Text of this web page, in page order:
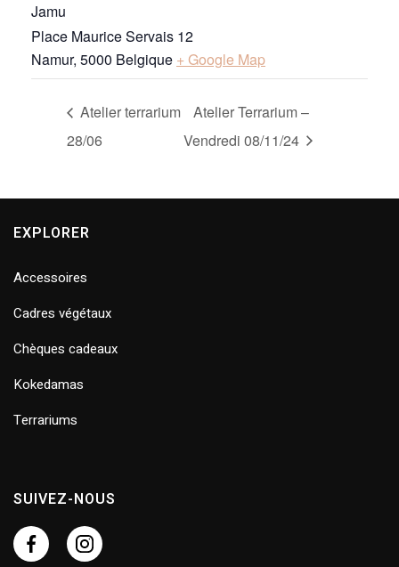
Jamu
Place Maurice Servais 12
Namur, 5000 Belgique + Google Map
Atelier terrarium
28/06
Atelier Terrarium –
Vendredi 08/11/24
EXPLORER
Accessoires
Cadres végétaux
Chèques cadeaux
Kokedamas
Terrariums
SUIVEZ-NOUS